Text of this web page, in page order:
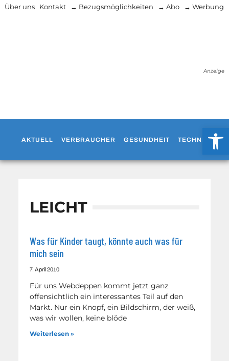
Über uns Kontakt → Bezugsmöglichkeiten → Abo → Werbung
Anzeige
AKTUELL VERBRAUCHER GESUNDHEIT TECHNIK
LEICHT
Was für Kinder taugt, könnte auch was für
mich sein
7. April 2010
Für uns Webdeppen kommt jetzt ganz
offensichtlich ein interessantes Teil auf den
Markt. Nur ein Knopf, ein Bildschirm, der weiß,
was wir wollen, keine blöde
Weiterlesen »